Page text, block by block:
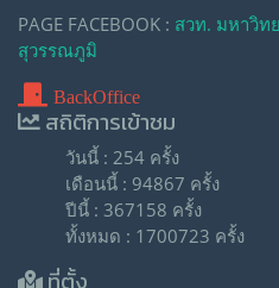
PAGE FACEBOOK : สวท. มหาวิท
สุวรรณภูมิ
BackOffice
สถิติการเข้าชม
วันนี้ : 254 ครั้ง
เดือนนี้ : 94867 ครั้ง
ปีนี้ : 367158 ครั้ง
ทั้งหมด : 1700723 ครั้ง
ที่ตั้ง